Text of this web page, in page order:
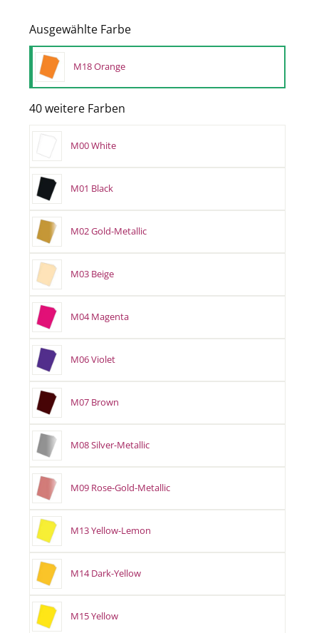
Ausgewählte Farbe
M18 Orange
40 weitere Farben
M00 White
M01 Black
M02 Gold-Metallic
M03 Beige
M04 Magenta
M06 Violet
M07 Brown
M08 Silver-Metallic
M09 Rose-Gold-Metallic
M13 Yellow-Lemon
M14 Dark-Yellow
M15 Yellow